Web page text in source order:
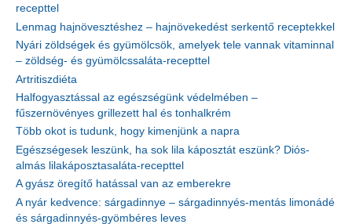
recepttel
Lenmag hajnövesztéshez – hajnövekedést serkentő receptekkel
Nyári zöldségek és gyümölcsök, amelyek tele vannak vitaminnal
– zöldség- és gyümölcssaláta-recepttel
Artritiszdiéta
Halfogyasztással az egészségünk védelmében –
fűszernövényes grillezett hal és tonhalkrém
Több okot is tudunk, hogy kimenjünk a napra
Egészségesek leszünk, ha sok lila káposztát eszünk? Diós-
almás lilakáposztasaláta-recepttel
A gyász öregítő hatással van az emberekre
A nyár kedvence: sárgadinnye – sárgadinnyés-mentás limonádé
és sárgadinnyés-gyömbéres leves